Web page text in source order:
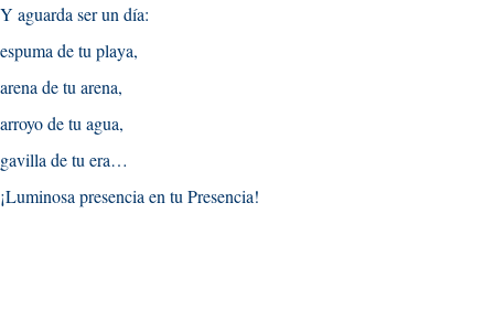
Y aguarda ser un día:
espuma de tu playa,
arena de tu arena,
arroyo de tu agua,
gavilla de tu era…
¡Luminosa presencia en tu Presencia!